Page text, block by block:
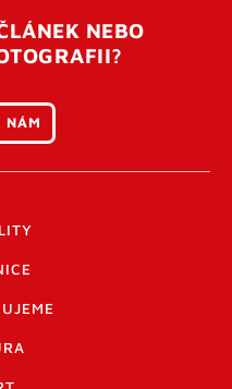
účet ověří a můžete se
složku SPAM ve
NEBO
NÁM